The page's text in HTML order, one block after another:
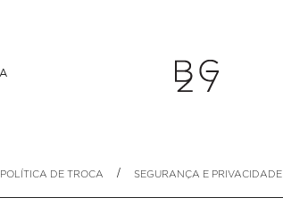
POLÍTICA DE TROCA / SEGURANÇA E PRIVACIDADE